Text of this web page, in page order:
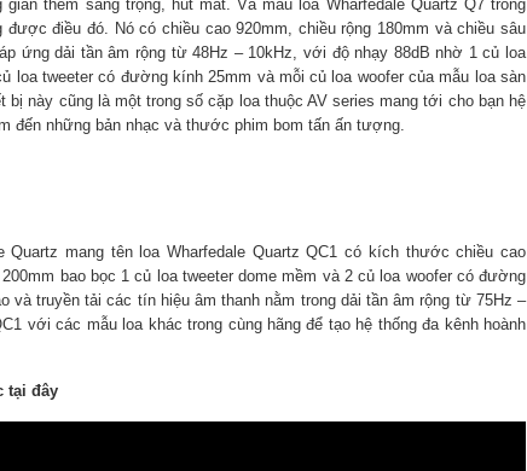
thêm sang trọng, hút mắt. Và mẫu loa Wharfedale Quartz Q7 trong
được điều đó. Nó có chiều cao 920mm, chiều rộng 180mm và chiều sâu
ứng dải tần âm rộng từ 48Hz – 10kHz, với độ nhạy 88dB nhờ 1 củ loa
loa tweeter có đường kính 25mm và mỗi củ loa woofer của mẫu loa sàn
này cũng là một trong số cặp loa thuộc AV series mang tới cho bạn hệ
đến những bản nhạc và thước phim bom tấn ấn tượng.
Quartz mang tên loa Wharfedale Quartz QC1 có kích thước chiều cao
bao bọc 1 củ loa tweeter dome mềm và 2 củ loa woofer có đường
và truyền tải các tín hiệu âm thanh nằm trong dải tần âm rộng từ 75Hz –
với các mẫu loa khác trong cùng hãng để tạo hệ thống đa kênh hoành
tại đây